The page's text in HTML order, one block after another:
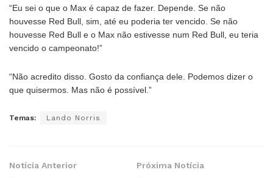
“Eu sei o que o Max é capaz de fazer. Depende. Se não
houvesse Red Bull, sim, até eu poderia ter vencido. Se não
houvesse Red Bull e o Max não estivesse num Red Bull, eu teria
vencido o campeonato!”
“Não acredito disso. Gosto da confiança dele. Podemos dizer o
que quisermos. Mas não é possível.”
Temas: Lando Norris
Notícia Anterior Próxima Notícia